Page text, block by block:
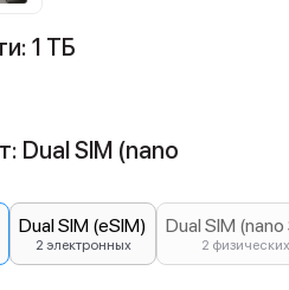
1 ТБ
Dual SIM (nano
Dual SIM (eSIM)
2 электронных
Dual SIM
2 физических